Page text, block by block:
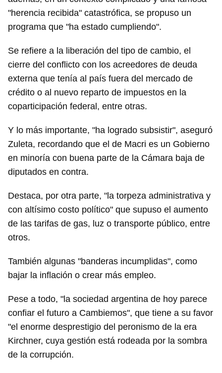
"herencia recibida" catastrófica, se propuso un
programa que "ha estado cumpliendo".
Se refiere a la liberación del tipo de cambio, el
cierre del conflicto con los acreedores de deuda
externa que tenía al país fuera del mercado de
crédito o al nuevo reparto de impuestos en la
coparticipación federal, entre otras.
Y lo más importante, "ha logrado subsistir", aseguró
Zuleta, recordando que el de Macri es un Gobierno
en minoría con buena parte de la Cámara baja de
diputados en contra.
Destaca, por otra parte, "la torpeza administrativa y
con altísimo costo político" que supuso el aumento
de las tarifas de gas, luz o transporte público, entre
otros.
También algunas "banderas incumplidas", como
bajar la inflación o crear más empleo.
Pese a todo, "la sociedad argentina de hoy parece
confiar el futuro a Cambiemos", que tiene a su favor
"el enorme desprestigio del peronismo de la era
Kirchner, cuya gestión está rodeada por la sombra
de la corrupción.